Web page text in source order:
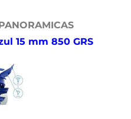
15 mm 850 GRS